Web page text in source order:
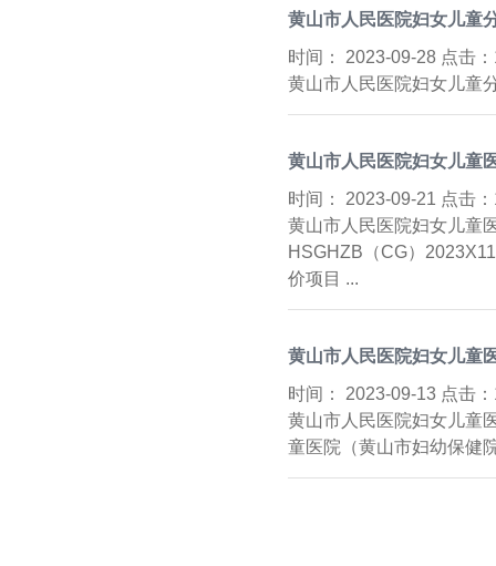
黄山市人民医院妇女儿童
时间：
2023-09-28 点击：
黄山市人民医院妇女儿
黄山市人民医院妇女儿童
时间：
2023-09-21 点击：
黄山市人民医院妇女儿童
HSGHZB（CG）
价项目 ...
黄山市人民医院妇女儿童
时间：
2023-09-13 点击：
黄山市人民医院妇女儿童
童医院（黄山市妇幼保健